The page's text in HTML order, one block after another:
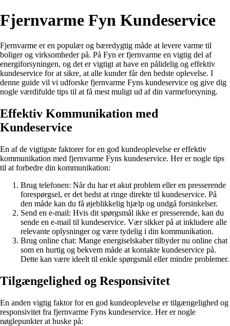
Fjernvarme Fyn Kundeservice
Fjernvarme er en populær og bæredygtig måde at levere varme til
boliger og virksomheder på. På Fyn er fjernvarme en vigtig del af
energiforsyningen, og det er vigtigt at have en pålidelig og effektiv
kundeservice for at sikre, at alle kunder får den bedste oplevelse. I
denne guide vil vi udforske fjernvarme Fyns kundeservice og give dig
nogle værdifulde tips til at få mest muligt ud af din varmeforsyning.
Effektiv Kommunikation med
Kundeservice
En af de vigtigste faktorer for en god kundeoplevelse er effektiv
kommunikation med fjernvarme Fyns kundeservice. Her er nogle tips
til at forbedre din kommunikation:
Brug telefonen: Når du har et akut problem eller en presserende
forespørgsel, er det bedst at ringe direkte til kundeservice. På
den måde kan du få øjeblikkelig hjælp og undgå forsinkelser.
Send en e-mail: Hvis dit spørgsmål ikke er presserende, kan du
sende en e-mail til kundeservice. Vær sikker på at inkludere alle
relevante oplysninger og være tydelig i din kommunikation.
Brug online chat: Mange energiselskaber tilbyder nu online chat
som en hurtig og bekvem måde at kontakte kundeservice på.
Dette kan være ideelt til enkle spørgsmål eller mindre problemer.
Tilgængelighed og Responsivitet
En anden vigtig faktor for en god kundeoplevelse er tilgængelighed og
responsivitet fra fjernvarme Fyns kundeservice. Her er nogle
nøglepunkter at huske på: